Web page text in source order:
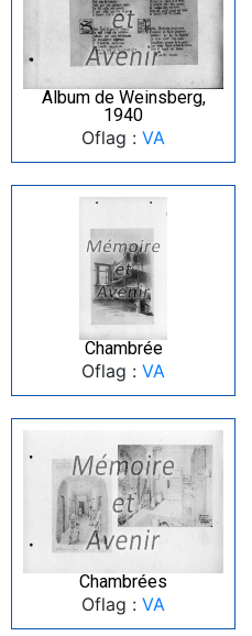
Album de Weinsberg,
1940
Oflag : VA
Chambrée
Oflag : VA
Chambrées
Oflag : VA